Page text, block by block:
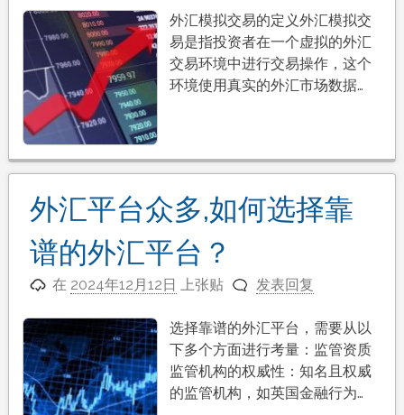
外汇模拟交易的定义外汇模拟交
易是指投资者在一个虚拟的外汇
交易环境中进行交易操作，这个
环境使用真实的外汇市场数据…
外汇平台众多,如何选择靠
谱的外汇平台？
在 2024年12月12日 上张贴 发表回复
选择靠谱的外汇平台，需要从以
下多个方面进行考量：监管资质
监管机构的权威性：知名且权威
的监管机构，如英国金融行为…